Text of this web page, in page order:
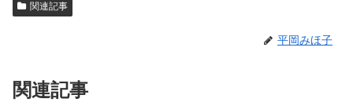
関連記事
平岡みほ子
関連記事